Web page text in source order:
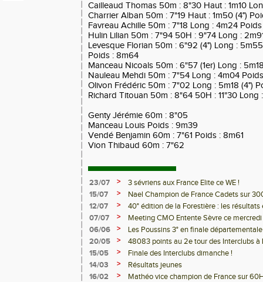
Cailleaud Thomas 50m : 8"30 Haut : 1m10
Charrier Alban 50m : 7"19 Haut : 1m50 (4°)
Favreau Achille 50m : 7"18 Long : 4m24
Hulin Lilian 50m : 7"94 50H : 9"74 Long :
Levesque Florian 50m : 6"92 (4°) Long : 5m55
Poids : 8m64
Manceau Nicoals 50m : 6"57 (1er) Long :
Nauleau Mehdi 50m : 7"54 Long : 4m04
Olivon Frédéric 50m : 7"02 Long : 5m18 (4°)
Richard Titouan 50m : 8"64 50H : 11"30
Genty Jérémie 60m : 8"05
Manceau Louis Poids : 9m39
Vendé Benjamin 60m : 7"61 Poids : 8m61
Vion Thibaud 60m : 7"62
23/07 >
3 sévriens aux France Elite ce WE !
15/07
>
Nael Champion de France Cadets sur
12/07
>
40° édition de la Forestière : les résultats
07/07
>
Meeting CMO Entente Sèvre ce
06/06
>
Les Poussins 3° en finale départementale
20/05
>
48083 points au 2e tour des Interclubs à
15/05
>
Finale des Interclubs dimanche !
14/03
>
Résultats jeunes
16/02
>
Mathéo vice champion de France sur